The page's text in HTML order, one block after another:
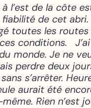
de la côte
fiabilité de cet abri.
toutes les
conditions.
monde. Je ne
perdre deux
s’arrêter.
aurait été
Rien n’est